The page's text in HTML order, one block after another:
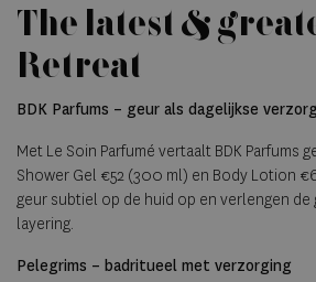
The latest &
Retreat
BDK Parfums – geur als dagelijkse
Met Le Soin Parfumé vertaalt BDK Parfums
Shower Gel €52 (300 ml) en Body Lotion
geur subtiel op de huid op en verlengen de
layering.
Pelegrims – badritueel met verzorging